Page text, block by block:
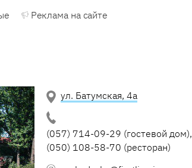
Реклама на сайте
ул. Батумская, 4а
(057) 714-09-29 (гостевой дом),
(050) 108-58-70 (ресторан)